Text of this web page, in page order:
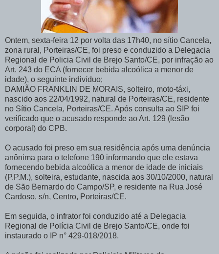
Ontem, sexta-feira 12 por volta das 17h40, no sítio Cancela,
zona rural, Porteiras/CE, foi preso e conduzido a Delegacia
Regional de Policia Civil de Brejo Santo/CE, por infração ao
Art. 243 do ECA (fornecer bebida alcoólica a menor de
idade), o seguinte indivíduo;
DAMIÃO FRANKLIN DE MORAIS, solteiro, moto-táxi,
nascido aos 22/04/1992, natural de Porteiras/CE, residente
no Sítio Cancela, Porteiras/CE. Após consulta ao SIP foi
verificado que o acusado responde ao Art. 129 (lesão
corporal) do CPB.
O acusado foi preso em sua residência após uma denúncia
anônima para o telefone 190 informando que ele estava
fornecendo bebida alcoólica a menor de idade de iniciais
(P.P.M.), solteira, estudante, nascida aos 30/10/2000, natural
de São Bernardo do Campo/SP, e residente na Rua José
Cardoso, s/n, Centro, Porteiras/CE.
Em seguida, o infrator foi conduzido até a Delegacia
Regional de Polícia Civil de Brejo Santo/CE, onde foi
instaurado o IP n° 429-018/2018.